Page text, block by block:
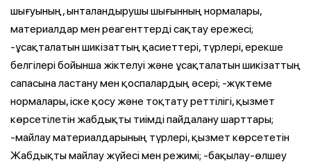
шығуының, ынталандырушы шығынның нормалары,
материалдар мен реагенттерді сақтау ережесі;
-ұсақталатын шикізаттың қасиеттері, түрлері, ерекше
белгілері бойынша жіктелуі және ұсақталатын шикізаттың
сапасына ластану мен қоспалардың әсері; -жүктеме
нормалары, іске қосу және тоқтату реттілігі, қызмет
көрсетілетін жабдықты тиімді пайдалану шарттары;
-майлау материалдарының түрлері, қызмет көрсететін
Жабдықты майлау жүйесі мен режимі; -бақылау-өлшеу